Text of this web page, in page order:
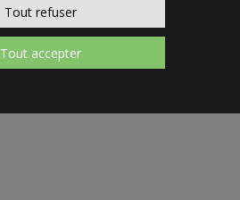
Tout refuser
Tout accepter